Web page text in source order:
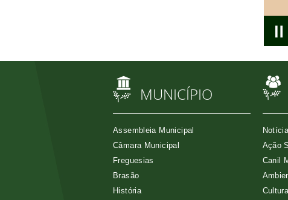
MUNICÍPIO
Assembleia Municipal
Câmara Municipal
Freguesias
Brasão
História
Ação
Canil
Cultura